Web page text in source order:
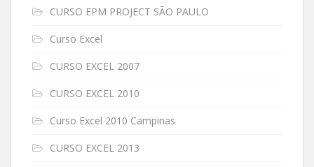
CURSO EPM PROJECT SÃO PAULO
Curso Excel
CURSO EXCEL 2007
CURSO EXCEL 2010
Curso Excel 2010 Campinas
CURSO EXCEL 2013